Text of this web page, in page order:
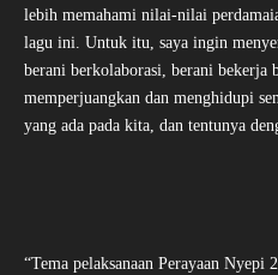
lebih memahami nilai-nilai
lagu ini. Untuk itu, saya ingin
berani berkolaborasi, berani bekerja
memperjuangkan dan menghidupi
yang ada pada kita, dan tentunya
“Tema pelaksanaan Perayaan Nyepi